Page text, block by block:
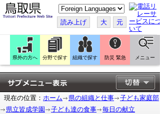
こ
の
ペ
ー
ジ
翻
訳
す
る
読み上げ 大 元
県外の方へ 分野で探す 組織で探す 防災 緊急 メニュー
現在の位置： ホーム 県の組織と仕事
子ども家庭部
県立皆成学園
子ども達の食事 毎日の献立